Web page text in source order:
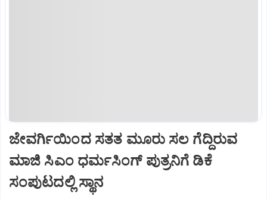
ಜೇವರ್ಗಿಯಿಂದ ಸತತ ಮೂರು ಸಲ ಗೆದ್ದಿರುವ
ಮಾಜಿ ಸಿಎಂ ಧರ್ಮಸಿಂಗ್ ಪುತ್ರನಿಗೆ ಡಿಕೆ
ಸಂಪುಟದಲ್ಲಿ ಸ್ಥಾನ